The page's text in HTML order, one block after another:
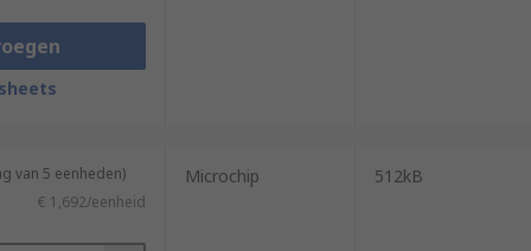
van 5 eenheden)
€ 1,692/eenheid
Microchip 512kB